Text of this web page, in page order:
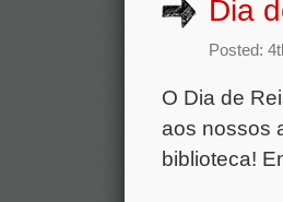
Dia
Posted:
O Dia de
aos nossos
biblioteca!